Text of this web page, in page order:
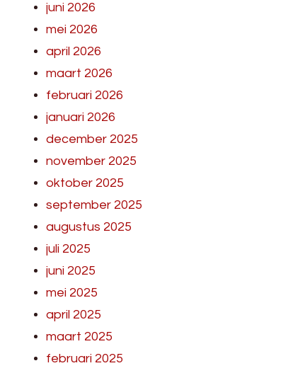
juni 2026
mei 2026
april 2026
maart 2026
februari 2026
januari 2026
december 2025
november 2025
oktober 2025
september 2025
augustus 2025
juli 2025
juni 2025
mei 2025
april 2025
maart 2025
februari 2025